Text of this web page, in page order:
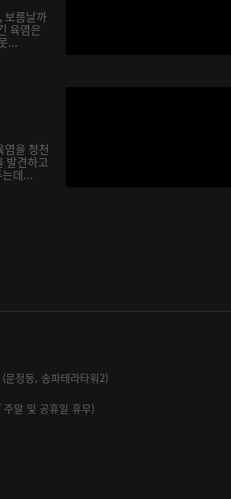
보름날까
육염은
...
염을 청천
발견하고
데...
정동, 송파테라타워2)
말 및 공휴일 휴무)